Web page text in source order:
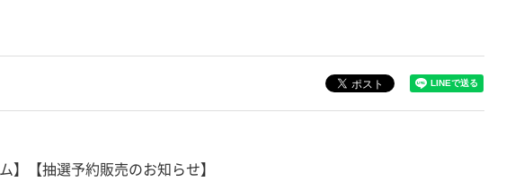
】【抽選予約販売のお知らせ】